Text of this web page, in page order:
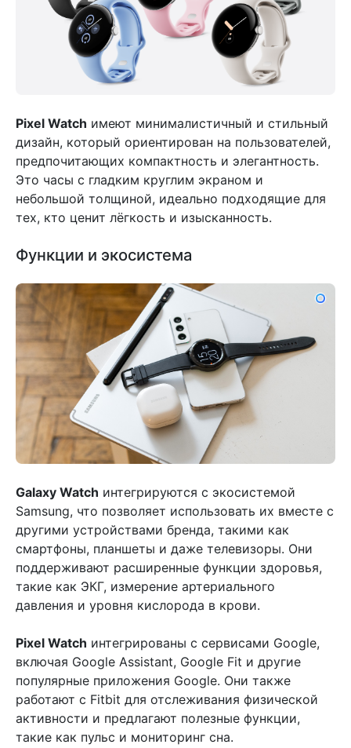
Pixel Watch имеют минималистичный и стильный
дизайн, который ориентирован на пользователей,
предпочитающих компактность и элегантность.
Это часы с гладким круглим экраном и
небольшой толщиной, идеально подходящие для
тех, кто ценит лёгкость и изысканность.
Функции и экосистема
Galaxy Watch интегрируются с экосистемой
Samsung, что позволяет использовать их вместе с
другими устройствами бренда, такими как
смартфоны, планшеты и даже телевизоры. Они
поддерживают расширенные функции здоровья,
такие как ЭКГ, измерение артериального
давления и уровня кислорода в крови.
Pixel Watch интегрированы с сервисами Google,
включая Google Assistant, Google Fit и другие
популярные приложения Google. Они также
работают с Fitbit для отслеживания физической
активности и предлагают полезные функции,
такие как пульс и мониторинг сна.